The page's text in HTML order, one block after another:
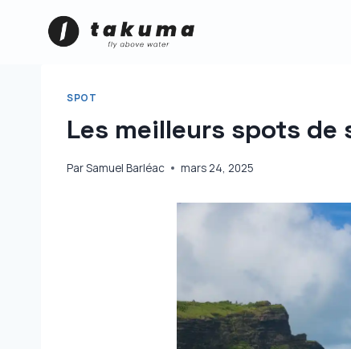
SPOT
Les meilleurs spots de
ParSamuel Barléac mars 24, 2025